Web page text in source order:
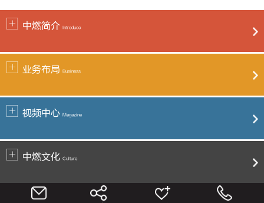
中燃简介 Introduce
业务布局 Business
视频中心 Magazine
中燃文化 Culture